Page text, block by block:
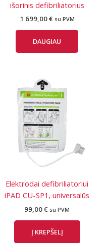
išorinis defibriliatorius
1 699,00€ su PVM
DAUGIAU
Elektrodai defibriliatoriui
iPAD CU-SP1, universalūs
99,00€ su PVM
Į KREPŠELĮ